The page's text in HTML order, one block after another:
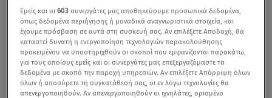
Εμείς και οι603 συνεργάτες μας αποθηκεύουμε προσωπικά δεδομένα,
όπως δεδομένα περιήγησης ή μοναδικά αναγνωριστικά στοιχεία, και
έχουμε πρόσβαση σε αυτά στη συσκευή σας. Αν επιλέξετε Αποδοχή, θα
καταστεί δυνατή η ενεργοποίηση τεχνολογιών παρακολούθησης
προκειμένου να υποστηριχθούν οι σκοποί που εμφανίζονται παρακάτω,
για τους οποίους εμείς και οι συνεργάτες μας επεξεργαζόμαστε τα
δεδομένα με σκοπό την παροχή υπηρεσιών. Αν επιλέξετε Απόρριψη όλων
όλων ή αποσύρετε τη συγκατάθεσή σας, οι εν λόγω τεχνολογίες θα
απενεργοποιηθούν. Αν απενεργοποιηθούν οι ιχνηλάτες, ορισμένο